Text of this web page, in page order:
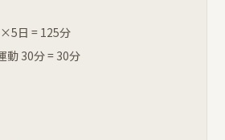
×5日 = 125分
動 30分 = 30分